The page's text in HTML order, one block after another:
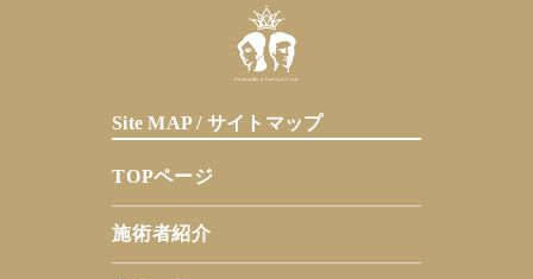
Site MAP / サイトマップ
TOPページ
施術者紹介